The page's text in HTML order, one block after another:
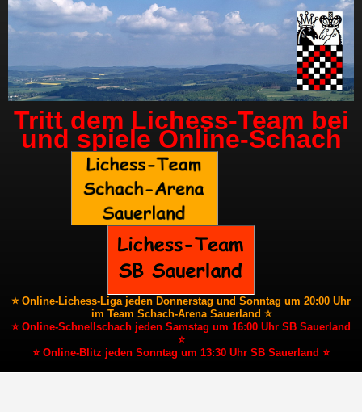
Tritt dem Lichess-Team bei
und spiele Online-Schach
⭐ Online-Lichess-Liga jeden Donnerstag und Sonntag um 20:00 Uhr
im Team Schach-Arena Sauerland ⭐
⭐ Online-Schnellschach jeden Samstag um 16:00 Uhr SB Sauerland
⭐
⭐ Online-Blitz jeden Sonntag um 13:30 Uhr SB Sauerland ⭐